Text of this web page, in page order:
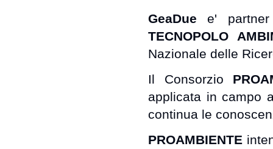
GeaDuee'
TECNOPOLO
Nazionale delle
Il Consorzio
applicata in campo
continua le
PROAMBIENTE